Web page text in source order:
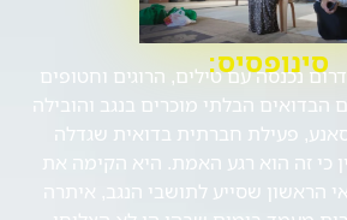
סינופסיס:
נכנסה עם טילים, הרוגים וחטופים
הבדואים הבלתי מוכרים בנגב והובילה
פעילת חברתית בדואית שגדלה
כי זה הוא רגע האמת. היא הקימה את
הראשון שסייע לתושבי הנגב, איתרה